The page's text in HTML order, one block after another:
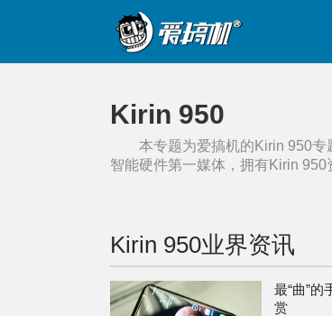
Kirin 950
本专题为爱搞机的 Kirin 950专
智能硬件第一媒体，拥有Kirin 950
Kirin 950业界资讯
最“曲”的
赏